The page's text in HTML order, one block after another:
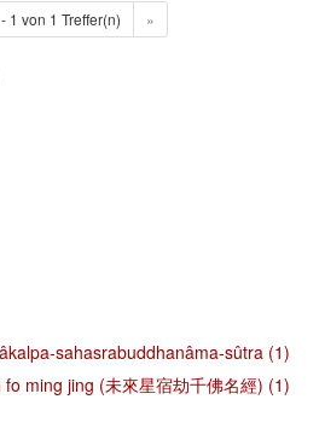
1 von 1 Treffer(n) »
sahasrabuddhanâma-sûtra (1)
ming jing (未來星宿劫千佛名經) (1)